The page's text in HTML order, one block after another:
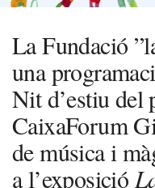
La Fundació
una
Nit d’estiu del
CaixaForum
de música i
a l’exposició